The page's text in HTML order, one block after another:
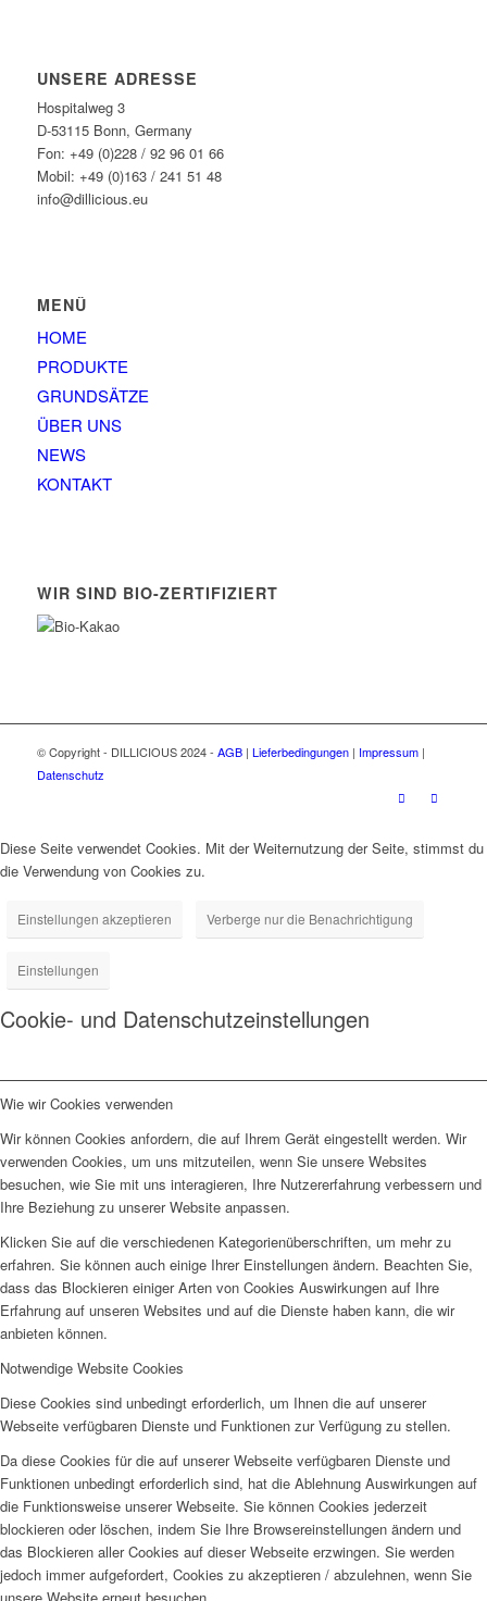
UNSERE ADRESSE
Hospitalweg 3
D-53115 Bonn, Germany
Fon: +49 (0)228 / 92 96 01 66
Mobil: +49 (0)163 / 241 51 48
info@dillicious.eu
MENÜ
HOME
PRODUKTE
GRUNDSÄTZE
ÜBER UNS
NEWS
KONTAKT
WIR SIND BIO-ZERTIFIZIERT
© Copyright - DILLICIOUS 2024 - AGB| Lieferbedingungen| Impressum|
Datenschutz
Diese Seite verwendet Cookies. Mit der Weiternutzung der Seite, stimmst du
die Verwendung von Cookies zu.
Einstellungen akzeptieren Verberge nur die Benachrichtigung
Einstellungen
Cookie- und Datenschutzeinstellungen
Wie wir Cookies verwenden
Wir können Cookies anfordern, die auf Ihrem Gerät eingestellt werden. Wir
verwenden Cookies, um uns mitzuteilen, wenn Sie unsere Websites
besuchen, wie Sie mit uns interagieren, Ihre Nutzererfahrung verbessern und
Ihre Beziehung zu unserer Website anpassen.
Klicken Sie auf die verschiedenen Kategorienüberschriften, um mehr zu
erfahren. Sie können auch einige Ihrer Einstellungen ändern. Beachten Sie,
dass das Blockieren einiger Arten von Cookies Auswirkungen auf Ihre
Erfahrung auf unseren Websites und auf die Dienste haben kann, die wir
anbieten können.
Notwendige Website Cookies
Diese Cookies sind unbedingt erforderlich, um Ihnen die auf unserer
Webseite verfügbaren Dienste und Funktionen zur Verfügung zu stellen.
Da diese Cookies für die auf unserer Webseite verfügbaren Dienste und
Funktionen unbedingt erforderlich sind, hat die Ablehnung Auswirkungen auf
die Funktionsweise unserer Webseite. Sie können Cookies jederzeit
blockieren oder löschen, indem Sie Ihre Browsereinstellungen ändern und
das Blockieren aller Cookies auf dieser Webseite erzwingen. Sie werden
jedoch immer aufgefordert, Cookies zu akzeptieren / abzulehnen, wenn Sie